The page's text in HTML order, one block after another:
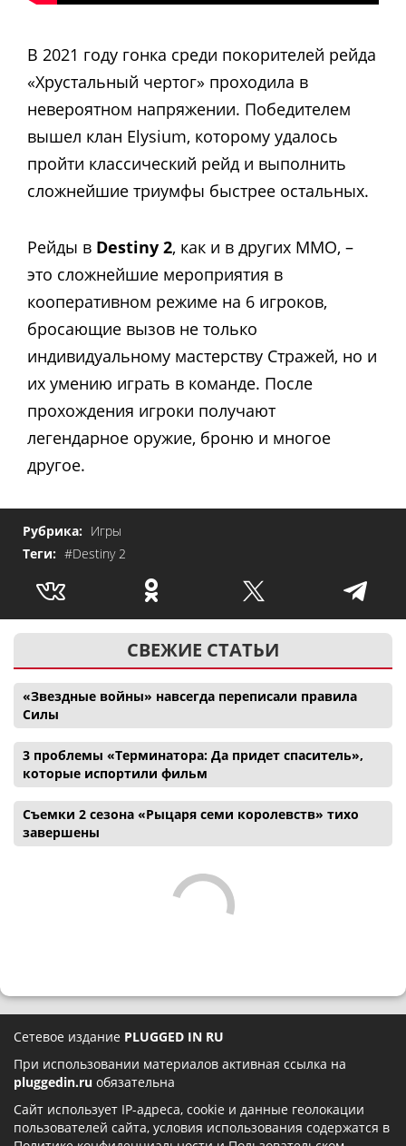
В 2021 году гонка среди покорителей рейда
«Хрустальный чертог» проходила в
невероятном напряжении. Победителем
вышел клан Elysium, которому удалось
пройти классический рейд и выполнить
сложнейшие триумфы быстрее остальных.
Рейды в Destiny 2, как и в других ММО, –
это сложнейшие мероприятия в
кооперативном режиме на 6 игроков,
бросающие вызов не только
индивидуальному мастерству Стражей, но и
их умению играть в команде. После
прохождения игроки получают
легендарное оружие, броню и многое
другое.
Рубрика: Игры
Теги: #Destiny 2
СВЕЖИЕ СТАТЬИ
«Звездные войны» навсегда переписали правила
Силы
3 проблемы «Терминатора: Да придет спаситель»,
которые испортили фильм
Съемки 2 сезона «Рыцаря семи королевств» тихо
завершены
Сетевое издание PLUGGED IN RU
При использовании материалов активная ссылка на
pluggedin.ru обязательна
Сайт использует IP-адреса, cookie и данные геолокации
пользователей сайта, условия использования содержатся в